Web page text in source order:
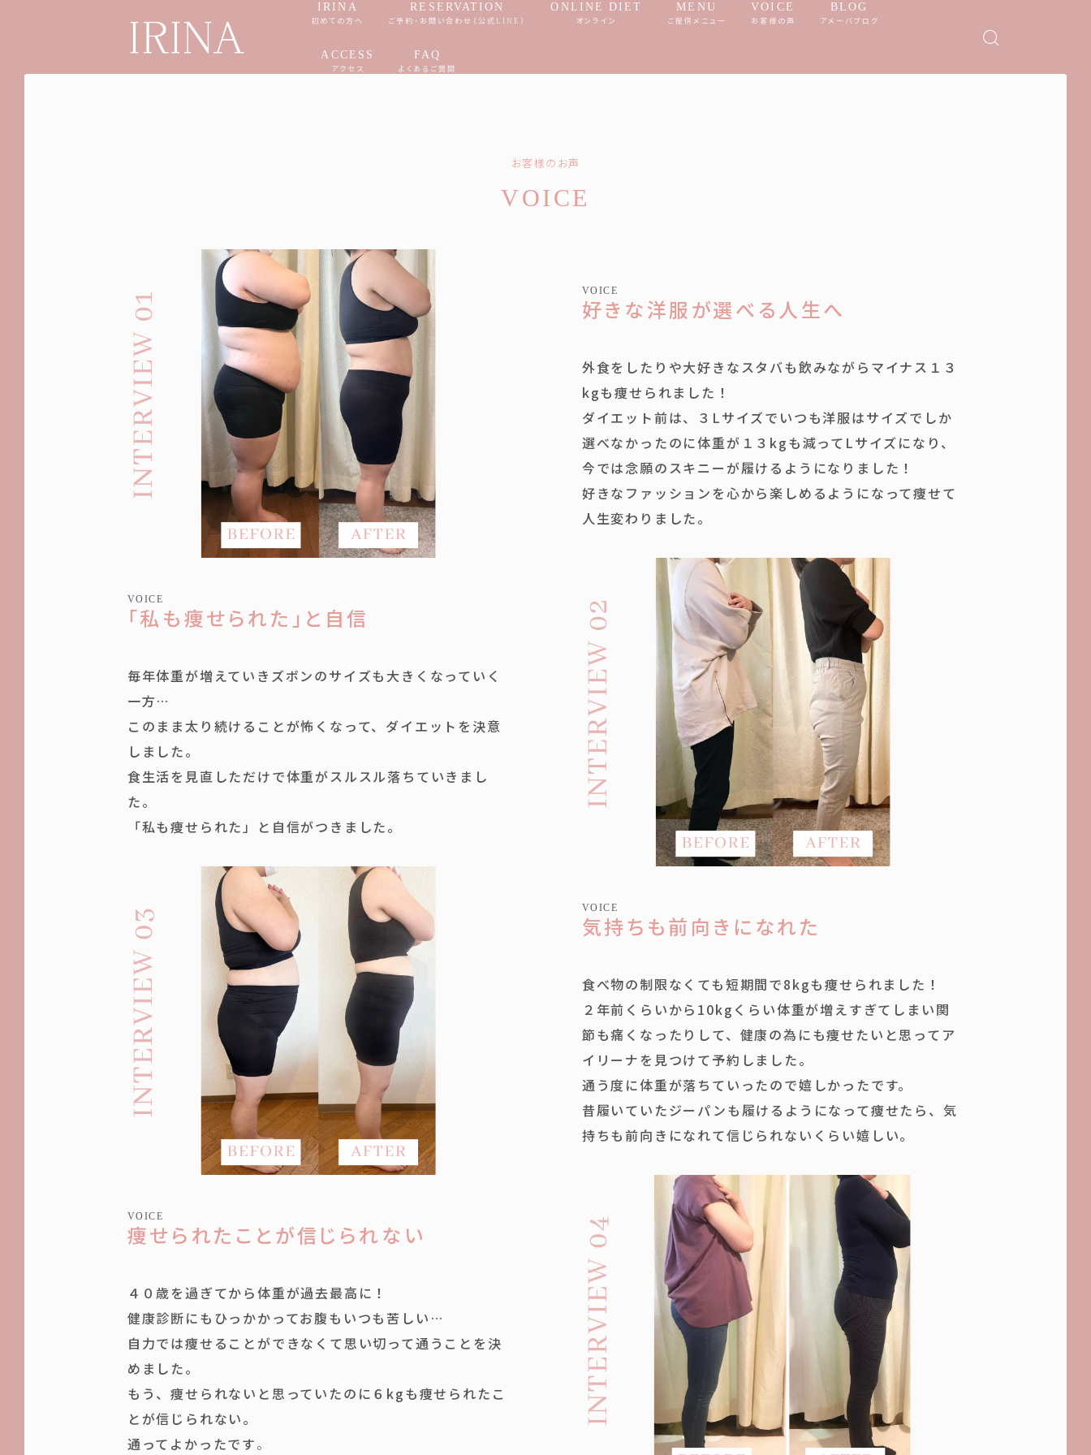
IRINA
初めての方へ
RESERVATION
ご予約・お問い合わせ（公式LINE）
ONLINE DIET
オンライン
MENU
ご提供メニュー
VOICE
お客様の声
BLOG
アメーバブログ
ACCESS
アクセス
FAQ
よくあるご質問
お客様のお声
VOICE
VOICE
好きな洋服が選べる人生へ
外食をしたりや大好きなスタバも飲みながらマイナス１３
kgも痩せられました！
ダイエット前は、３Lサイズでいつも洋服はサイズでしか
選べなかったのに体重が１３kgも減ってLサイズになり、
今では念願のスキニーが履けるようになりました！
好きなファッションを心から楽しめるようになって痩せて
人生変わりました。
VOICE
「私も痩せられた」と自信
毎年体重が増えていきズボンのサイズも大きくなっていく
一方…
このまま太り続けることが怖くなって、ダイエットを決意
しました。
食生活を見直しただけで体重がスルスル落ちていきまし
た。
「私も痩せられた」と自信がつきました。
VOICE
気持ちも前向きになれた
食べ物の制限なくても短期間で8kgも痩せられました！
２年前くらいから10kgくらい体重が増えすぎてしまい関
節も痛くなったりして、健康の為にも痩せたいと思ってア
イリーナを見つけて予約しました。
通う度に体重が落ちていったので嬉しかったです。
昔履いていたジーパンも履けるようになって痩せたら、気
持ちも前向きになれて信じられないくらい嬉しい。
VOICE
痩せられたことが信じられない
４０歳を過ぎてから体重が過去最高に！
健康診断にもひっかかってお腹もいつも苦しい…
自力では痩せることができなくて思い切って通うことを決
めました。
もう、痩せられないと思っていたのに６kgも痩せられたこ
とが信じられない。
通ってよかったです。